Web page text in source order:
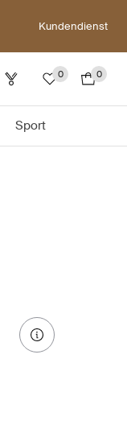
Kundendienst
0 0
Sport